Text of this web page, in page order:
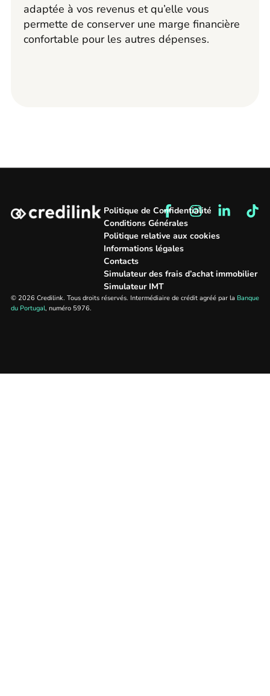
adaptée à vos revenus et qu’elle vous
permette de conserver une marge financière
confortable pour les autres dépenses.
Politique de Confidentialité
Conditions Générales
Politique relative aux cookies
Informations légales
Contacts
Simulateur des frais d’achat immobilier
Simulateur IMT
© 2026 Credilink. Tous droits réservés. Intermédiaire de crédit agréé par la Banque
du Portugal, numéro 5976.